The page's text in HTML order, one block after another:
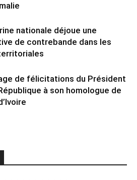
nationale déjoue une
de contrebande dans les
de félicitations du Président
à son homologue de